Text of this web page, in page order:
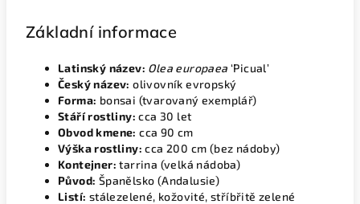
Základní informace
Latinský název: Olea europaea ‘Picual’
Český název: olivovník evropský
Forma: bonsai (tvarovaný exemplář)
Stáří rostliny: cca 30 let
Obvod kmene: cca 90 cm
Výška rostliny: cca 200 cm (bez nádoby)
Kontejner: tarrina (velká nádoba)
Původ: Španělsko (Andalusie)
Listí: stálezelené, kožovité, stříbřitě zelené